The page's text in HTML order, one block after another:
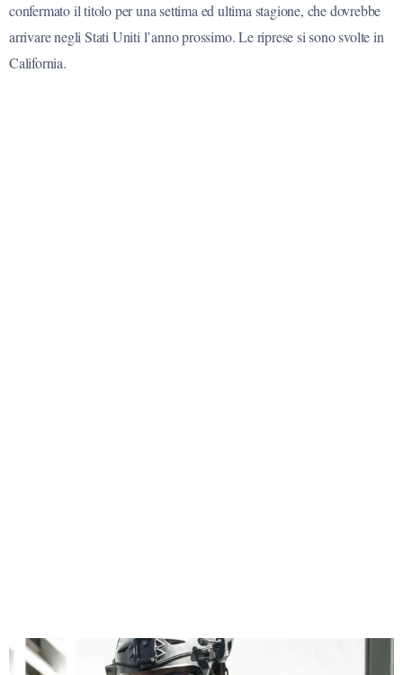
confermatoil titoloper unasettimaed ultimastagione, che dovrebbe
arrivare negli Stati Uniti l’anno prossimo. Le riprese si sono svolte in
California.